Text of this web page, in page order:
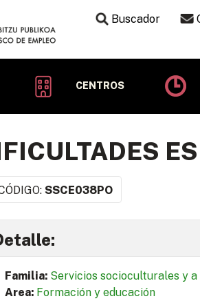
Buscador
CENTROS
SSCE038PO
Familia: Servicios socioculturales y a
Area: Formación y educación